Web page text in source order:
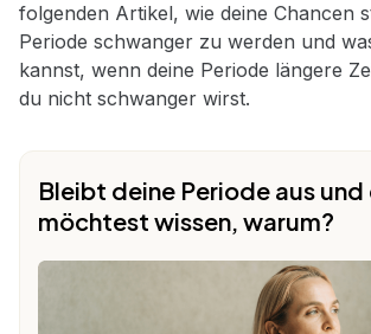
folgenden Artikel, wie deine Chancen
Periode schwanger zu werden und
kannst, wenn deine Periode längere
du nicht schwanger wirst.
Bleibt deine Periode aus und
möchtest wissen, warum?